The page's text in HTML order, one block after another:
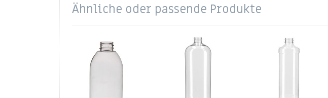
Ähnliche oder passende Produkte